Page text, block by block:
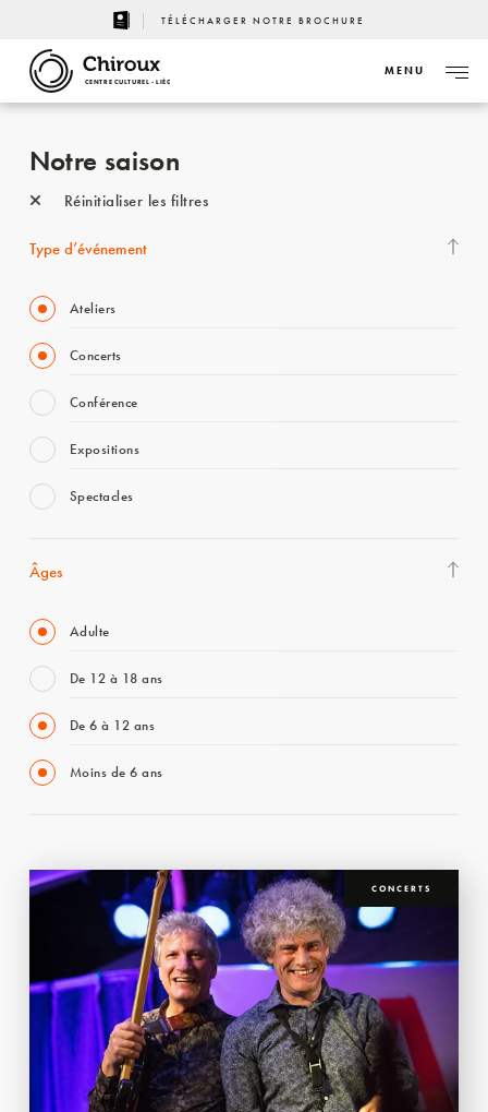
TÉLÉCHARGER NOTRE BROCHURE
CENTRE CULTUREL - LIÈGE
MENU
Notre saison
Réinitialiser les filtres
Type d’événement
Ateliers
Concerts
Conférence
Expositions
Spectacles
Âges
Adulte
De 12 à 18 ans
De 6 à 12 ans
Moins de 6 ans
CONCERTS